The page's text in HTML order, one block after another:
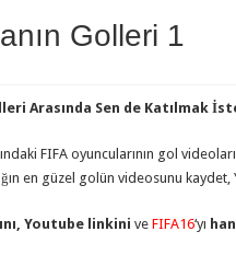
Golleri 1
Arasında Sen de Katılmak
FIFA oyuncularının gol
en güzel golün videosunu kaydet,
Youtube linkini ve FIFA16‘yı